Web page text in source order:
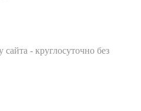
сайта - круглосуточно без